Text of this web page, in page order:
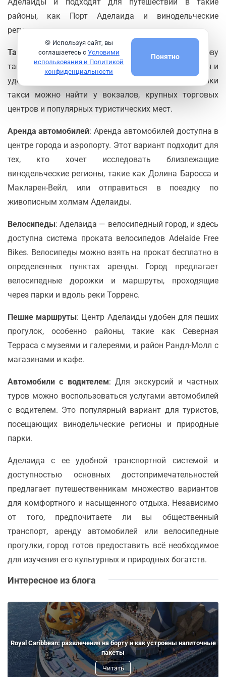
районы, как Порт Аделаида и винодельческие
регионы.
Такси и сервисы такси: Такси и сервисы по вызову
такси, такие как Uber и Ola, широко распространены и
удобны для поездок по городу и в аэропорт. Стоянки
такси можно найти у вокзалов, крупных торговых
центров и популярных туристических мест.
Аренда автомобилей: Аренда автомобилей доступна в
центре города и аэропорту. Этот вариант подходит для
тех, кто хочет исследовать близлежащие
винодельческие регионы, такие как Долина Баросса и
Макларен-Вейл, или отправиться в поездку по
живописным холмам Аделаиды.
Велосипеды: Аделаида — велосипедный город, и здесь
доступна система проката велосипедов Adelaide Free
Bikes. Велосипеды можно взять на прокат бесплатно в
определенных пунктах аренды. Город предлагает
велосипедные дорожки и маршруты, проходящие
через парки и вдоль реки Торренс.
Пешие маршруты: Центр Аделаиды удобен для пеших
прогулок, особенно районы, такие как Северная
Терраса с музеями и галереями, и район Рандл-Молл с
магазинами и кафе.
Автомобили с водителем: Для экскурсий и частных
туров можно воспользоваться услугами автомобилей
с водителем. Это популярный вариант для туристов,
посещающих винодельческие регионы и природные
парки.
Аделаида с ее удобной транспортной системой и
доступностью основных достопримечательностей
предлагает путешественникам множество вариантов
для комфортного и насыщенного отдыха. Независимо
от того, предпочитаете ли вы общественный
транспорт, аренду автомобилей или велосипедные
прогулки, город готов предоставить всё необходимое
для изучения его культурных и природных богатств.
Интересное из блога
Royal Caribbean: развлечения на борту и как устроены напиточные
пакеты
Читать
🍪 Используя сайт, вы
соглашаетесь с Условими
использования и Политикой
конфиденциальности
Понятно